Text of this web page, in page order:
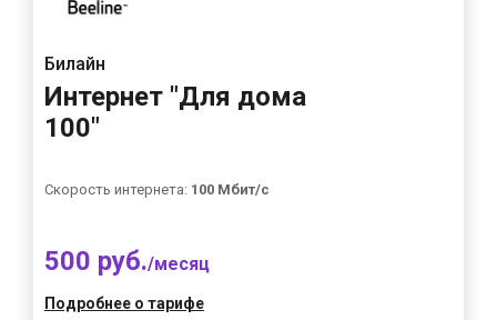
Билайн
Интернет "Для дома
100"
Скорость интернета: 100 Мбит/с
500 руб./месяц
Подробнее о тарифе